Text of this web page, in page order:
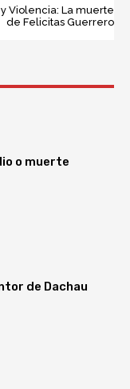
Violencia: La muerte
de Felicitas Guerrero
o muerte
de Dachau